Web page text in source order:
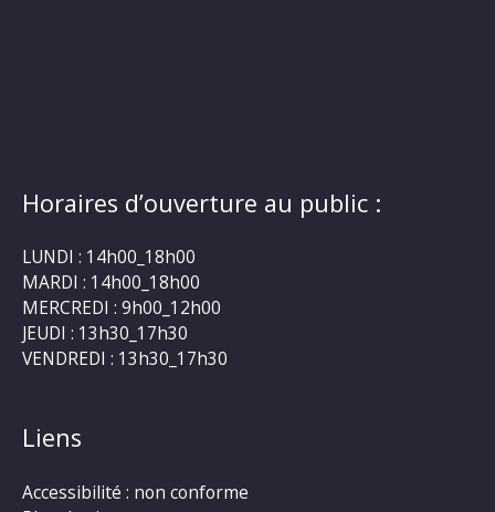
Horaires d’ouverture au public :
LUNDI : 14h00_18h00
MARDI : 14h00_18h00
MERCREDI : 9h00_12h00
JEUDI : 13h30_17h30
VENDREDI : 13h30_17h30
Liens
Accessibilité : non conforme